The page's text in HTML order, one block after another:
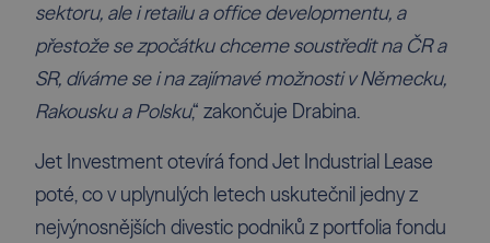
sektoru, ale i retailu a office developmentu, a
přestože se zpočátku chceme soustředit na ČR a
SR, díváme se i na zajímavé možnosti v Německu,
Rakousku a Polsku,“ zakončuje Drabina.
Jet Investment otevírá fond Jet Industrial Lease
poté, co v uplynulých letech uskutečnil jedny z
nejvýnosnějších divestic podniků z portfolia fondu